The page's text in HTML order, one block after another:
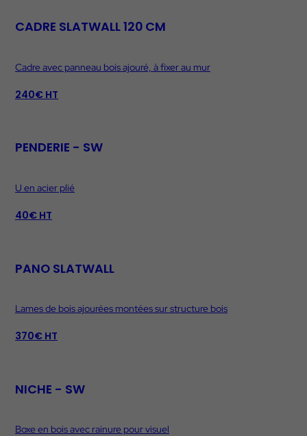
CADRE SLATWALL 120 CM
Cadre avec panneau bois ajouré, à fixer au mur
240€ HT
PENDERIE - SW
U en acier plié
40€ HT
PANO SLATWALL
Lames de bois ajourées montées sur structure bois
370€ HT
NICHE - SW
Boxe en bois avec rainure pour visuel